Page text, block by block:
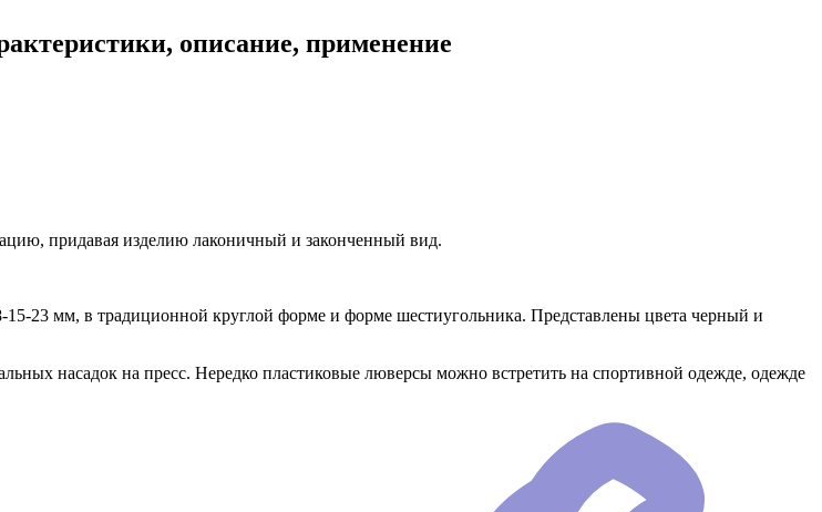
описание, применение
придавая изделию лаконичный и законченный вид.
23 мм, в традиционной круглой форме и форме шестиугольника. Представлены цвета черный и
насадок на пресс. Нередко пластиковые люверсы можно встретить на спортивной одежде, одежде